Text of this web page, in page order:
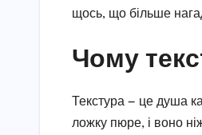
щось, що більше
Чому
Текстура — це душа
ложку пюре, і воно